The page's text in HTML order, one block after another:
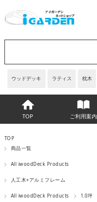
ウッドデッキ ラティス 枕木
TOP ご利用案内
TOP
商品一覧
All iwoodDeck Products
人工木+アルミフレーム
All iwoodDeck Products 1.0坪